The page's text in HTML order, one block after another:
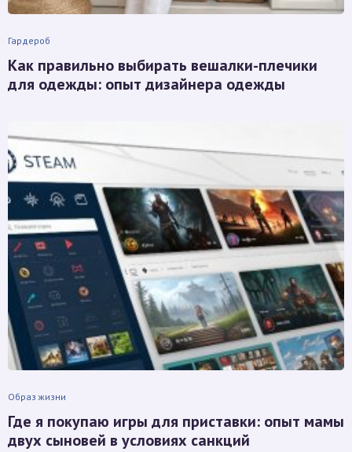
Гардероб
Как правильно выбирать вешалки-плечики
для одежды: опыт дизайнера одежды
Образ жизни
Где я покупаю игры для приставки: опыт мамы
двух сыновей в условиях санкций